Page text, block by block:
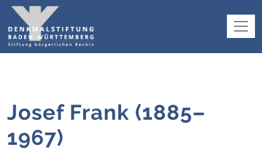
Josef Frank (1885–
1967)